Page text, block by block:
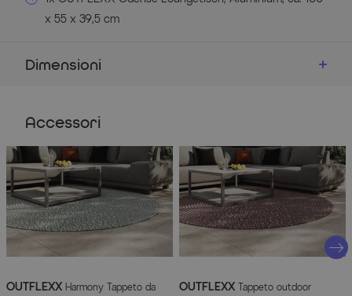
x 55 x 39,5 cm
Dimensioni
Attributo Valori
Colore Grau
Informazioni del produttore
Accessori
OUTFLEXX Harmony Tappeto da
OUTFLEXX Tappeto outdoor